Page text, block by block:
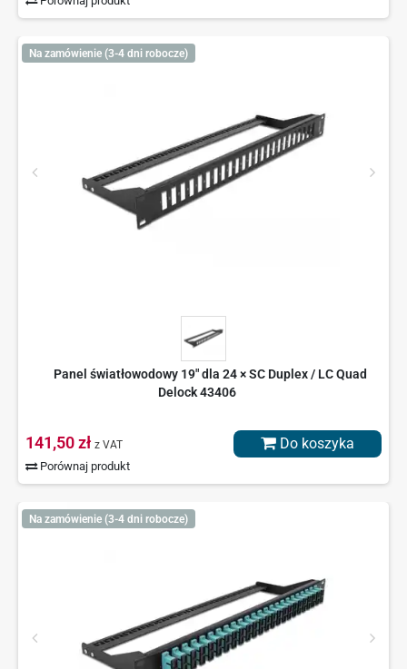
Na zamówienie (3-4 dni robocze)
Panel światłowodowy 19" dla 24 × SC Duplex / LC Quad
Delock 43406
141,50 zł z VAT
Porównaj produkt
Do koszyka
Na zamówienie (3-4 dni robocze)